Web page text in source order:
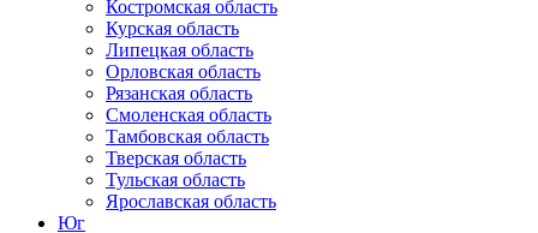
Костромская область
Курская область
Липецкая область
Орловская область
Рязанская область
Смоленская область
Тамбовская область
Тверская область
Тульская область
Ярославская область
Юг